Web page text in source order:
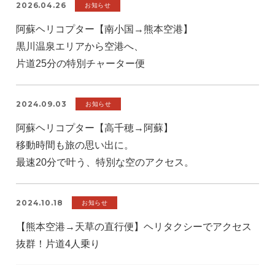
2026.04.26 お知らせ
阿蘇ヘリコプター【南小国→熊本空港】
黒川温泉エリアから空港へ、
片道25分の特別チャーター便
2024.09.03 お知らせ
阿蘇ヘリコプター【高千穂→阿蘇】
移動時間も旅の思い出に。
最速20分で叶う、特別な空のアクセス。
2024.10.18 お知らせ
【熊本空港→天草の直行便】ヘリタクシーでアクセス
抜群！片道4人乗り